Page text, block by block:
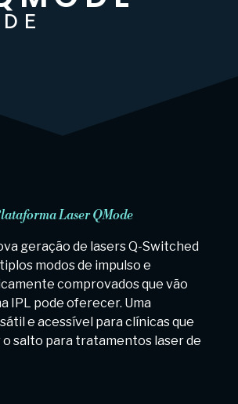
Laser QMode
geração de lasers Q-Switched
modos de impulso e
comprovados que vão
IPL pode oferecer. Uma
e acessível para clínicas que
salto para tratamentos laser de